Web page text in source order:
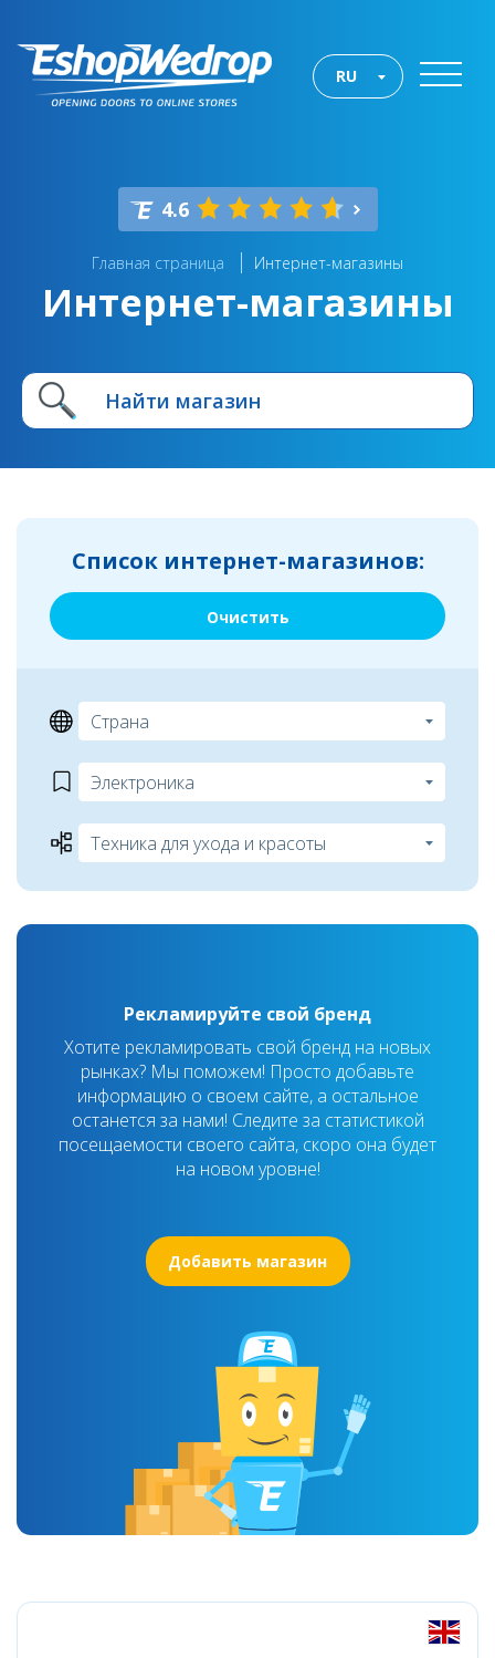
RU
4.6
Главная страница Интернет-магазины
Интернет-магазины
Список интернет-магазинов:
Очистить
Рекламируйте свой бренд
Хотите рекламировать свой бренд на новых
рынках? Мы поможем! Просто добавьте
информацию о своем сайте, а остальное
останется за нами! Следите за статистикой
посещаемости своего сайта, скоро она будет
на новом уровне!
Добавить магазин